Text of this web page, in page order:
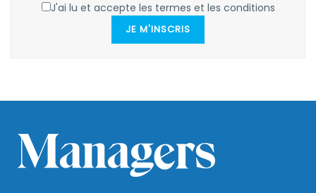
J'ai lu et accepte les termes et les conditions
JE M'INSCRIS